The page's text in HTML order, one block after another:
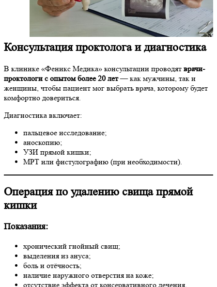
Консультация проктолога и диагностика
В клинике «Феникс Медика» консультации проводят врачи-
проктологи с опытом более 20 лет— как мужчины, так и
женщины, чтобы пациент мог выбрать врача, которому будет
комфортно довериться.
Диагностика включает:
пальцевое исследование;
аноскопию;
УЗИ прямой кишки;
МРТ или фистулографию (при необходимости).
Операция по удалению свища прямой
кишки
Показания:
хронический гнойный свищ;
выделения из ануса;
боль и отёчность;
наличие наружного отверстия на коже;
отсутствие эффекта от консервативного лечения.